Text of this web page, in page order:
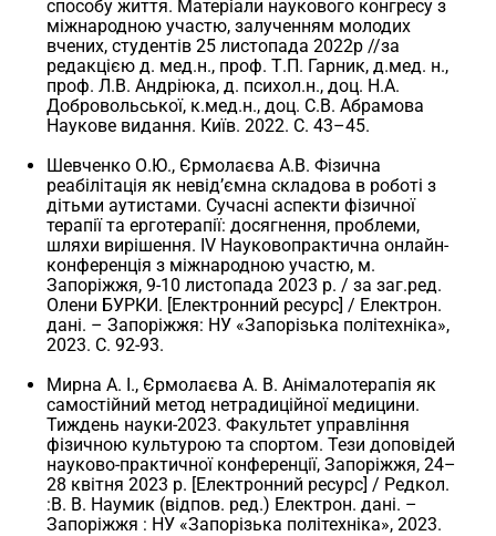
способу життя. Матеріали наукового конгресу з
міжнародною участю, залученням молодих
вчених, студентів 25 листопада 2022р //за
редакцією д. мед.н., проф. Т.П. Гарник, д.мед. н.,
проф. Л.В. Андріюка, д. психол.н., доц. Н.А.
Добровольської, к.мед.н., доц. С.В. Абрамова
Наукове видання. Київ. 2022. С. 43–45.
Шевченко О.Ю., Єрмолаєва А.В. Фізична
реабілітація як невід’ємна складова в роботі з
дітьми аутистами. Сучасні аспекти фізичної
терапії та ерготерапії: досягнення, проблеми,
шляхи вирішення. ІV Науковопрактична онлайн-
конференція з міжнародною участю, м.
Запоріжжя, 9-10 листопада 2023 р. / за заг.ред.
Олени БУРКИ. [Електронний ресурс] / Електрон.
дані. – Запоріжжя: НУ «Запорізька політехніка»,
2023. С. 92-93.
Мирна А. І., Єрмолаєва А. В. Анімалотерапія як
самостійний метод нетрадиційної медицини.
Тиждень науки-2023. Факультет управління
фізичною культурою та спортом. Тези доповідей
науково-практичної конференції, Запоріжжя, 24–
28 квітня 2023 р. [Електронний ресурс] / Редкол.
:В. В. Наумик (відпов. ред.) Електрон. дані. –
Запоріжжя : НУ «Запорізька політехніка», 2023.